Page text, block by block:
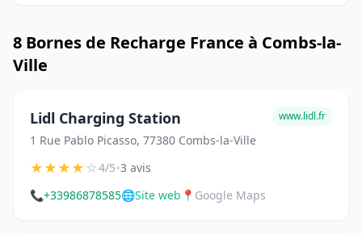
8 Bornes de Recharge France à Combs-la-
Ville
Lidl Charging Station
1 Rue Pablo Picasso, 77380 Combs-la-Ville
www.lidl.fr
★★★★☆4/5•3 avis
📞+33986878585🌐Site web 📍 Google Maps